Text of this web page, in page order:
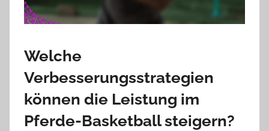
Welche
Verbesserungsstrategien
können die Leistung im
Pferde-Basketball steigern?